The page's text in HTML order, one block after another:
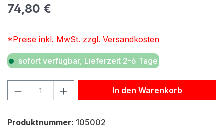
Regulärer Preis:
74,80 €
*Preise inkl. MwSt. zzgl. Versandkosten
sofort verfügbar, Lieferzeit 2-6 Tage
Produkt Anzahl: Gib den gewünschten Wert ein oder
In den Warenkorb
Produktnummer: 105002